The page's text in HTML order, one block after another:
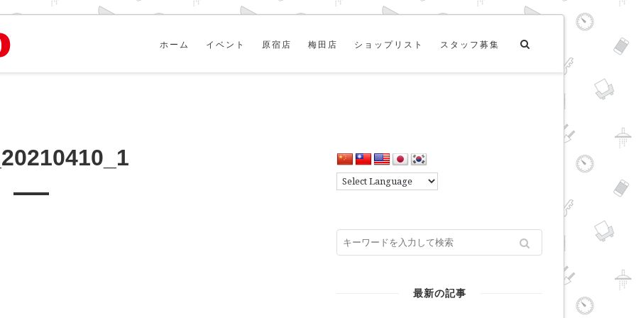
ホーム イベント 原宿店 梅田店 ショップリスト スタッフ募集
最新の記事